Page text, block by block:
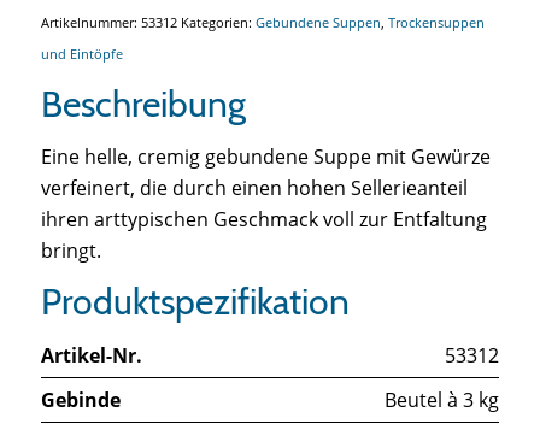
Artikelnummer: 53312 Kategorien: Gebundene Suppen Trockensuppen
und Eintöpfe
Beschreibung
Eine helle, cremig gebundene Suppe mit Gewürze
verfeinert, die durch einen hohen Sellerieanteil
ihren arttypischen Geschmack voll zur Entfaltung
bringt.
Produktspezifikation
Artikel-Nr.
53312
Gebinde
Beutel à 3 kg